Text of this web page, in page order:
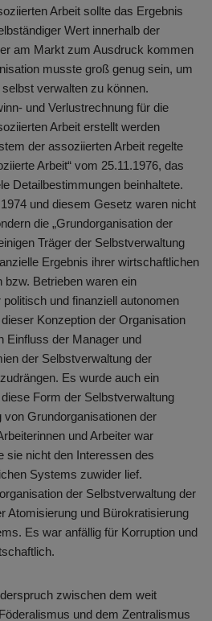
Arbeit sollte das Ergebnis
Wert innerhalb der
am Markt zum Ausdruck kommen
musste groß genug sein, um
verwalten zu können.
und Verlustrechnung für die
Arbeit erstellt werden
der assoziierten Arbeit regelte
Arbeit“ vom 25.11.1976, das
Detailbestimmungen beinhaltete.
und diesem Gesetz waren nicht
die „Grundorganisation der
Träger der Selbstverwaltung
Ergebnis ihrer wirtschaftlichen
Betrieben waren ein
und finanziell autonomen
Konzeption der Organisation
Einfluss der Manager und
der Selbstverwaltung der
Es wurde auch ein
Form der Selbstverwaltung
Grundorganisationen der
und Arbeiter war
sie nicht den Interessen des
Systems zuwider lief.
der Selbstverwaltung der
Atomisierung und Bürokratisierung
Es war anfällig für Korruption und
zwischen dem weit
und dem Zentralismus